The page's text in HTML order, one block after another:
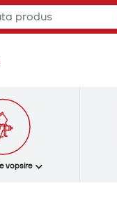
vopsire